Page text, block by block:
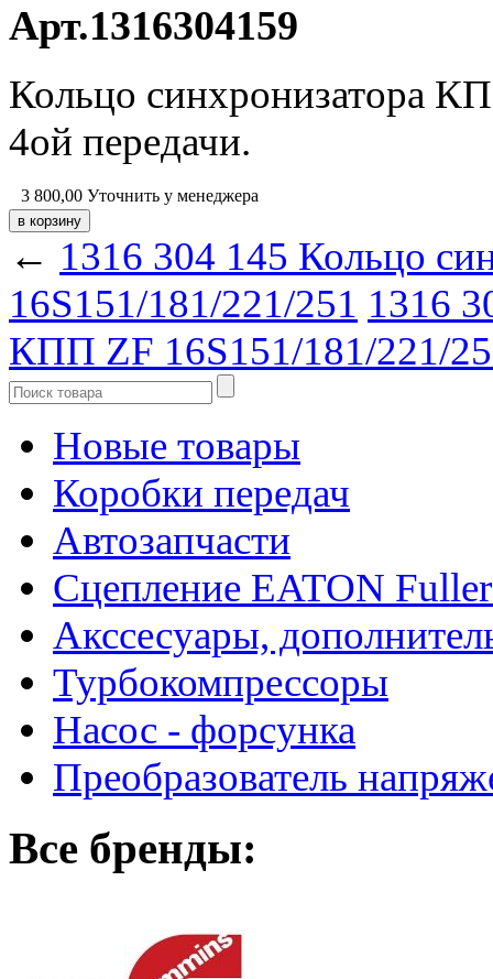
Арт.1316304159
Кольцо синхронизатора
4ой передачи.
3 800,00 Уточнить у менеджера
← 1316 304 145 Кольцо
16S151/181/221/251 1316
КПП ZF 16S151/181/221/
Новые товары
Коробки передач
Автозапчасти
Сцепление EATON
Акссесуары,
Турбокомпрессоры
Насос - форсунка
Преобразователь
Все бренды: